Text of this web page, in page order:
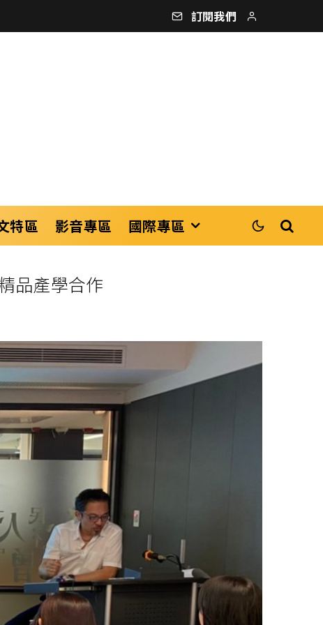
訂閱我們
特區 影音專區 國際專區
品產學合作